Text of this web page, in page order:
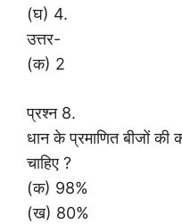
(घ) 4.
उत्तर-
(क) 2
प्रश्न 8.
धान के प्रमाणित बीजों की
चाहिए ?
(क) 98%
(ख) 80%